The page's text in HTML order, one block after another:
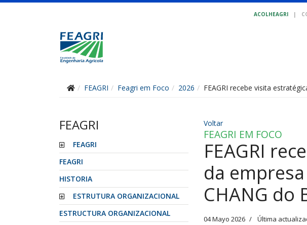
ACOLHEAGRI |
FEAGRI Feagri em Foco 2026 FEAGRI recebe visita
FEAGRI
FEAGRI
FEAGRI
HISTORIA
ESTRUTURA ORGANIZACIONAL
ESTRUCTURA ORGANIZACIONAL
Voltar
FEAGRI EM FOCO
FEAGRI
da
CHANG do
04 Mayo 2026 Última